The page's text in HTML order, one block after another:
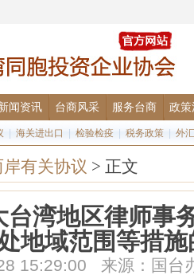
闻资讯 台商风采 服务台商 政策
海关进出口 检验检疫 税务政策 外
岸有关协议 > 正文
台湾地区律师事
地域范围等措施
15:29:00 来源：国